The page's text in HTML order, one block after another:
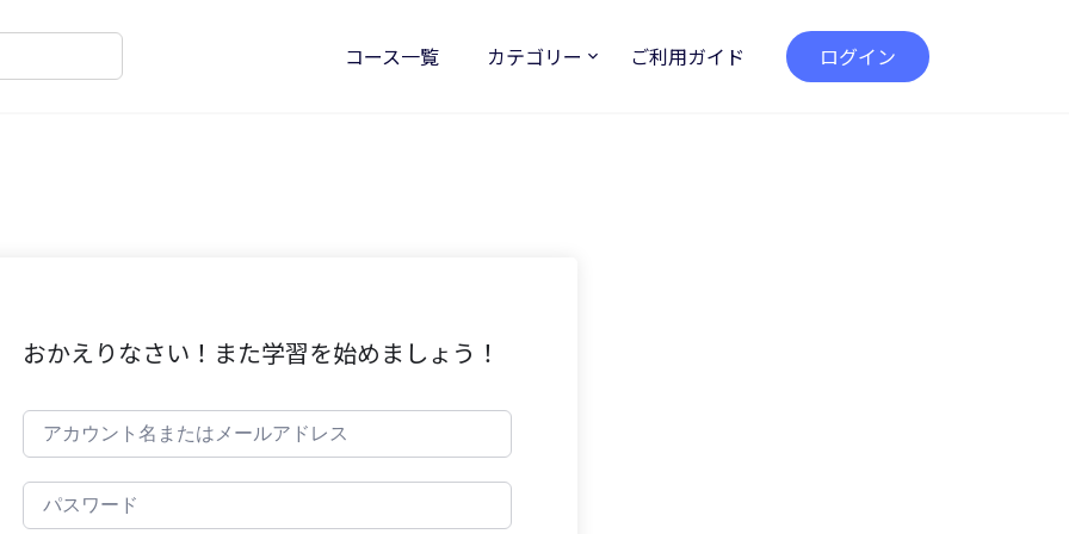
コース一覧 カテゴリー ご利用ガイド ログイン
おかえりなさい！また学習を始めましょう！